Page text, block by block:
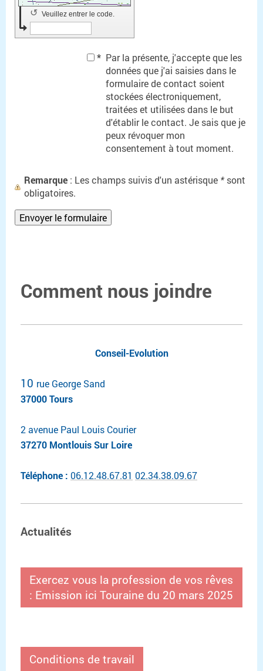
Veuillez entrer le code.
↺
* Par la présente, j'accepte que les
données que j'ai saisies dans le
formulaire de contact soient
stockées électroniquement,
traitées et utilisées dans le but
d'établir le contact. Je sais que je
peux révoquer mon
consentement à tout moment.
Remarque : Les champs suivis d'un astérisque *sont
obligatoires.
Comment nous joindre
Conseil-Evolution
10 rue George Sand
37000 Tours
2 avenue Paul Louis Courier
37270 Montlouis Sur Loire
Téléphone : 06.12.48.67.81 02.34.38.09.67
Actualités
Exercez vous la profession de vos rêves
: Emission ici Touraine du 20 mars 2025
Conditions de travail